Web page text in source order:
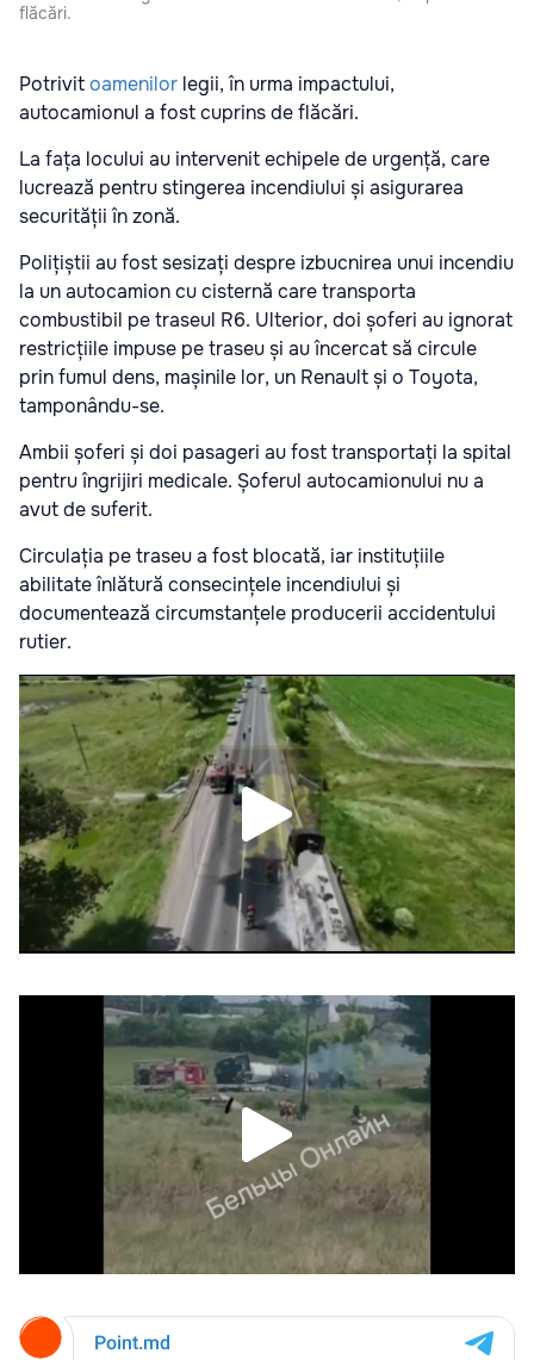
flăcări.
Potrivitoamenilor legii, în urma impactului,
autocamionul a fost cuprins de flăcări.
La fața locului au intervenit echipele de urgență, care
lucrează pentru stingerea incendiului și asigurarea
securității în zonă.
Polițiștii au fost sesizați despre izbucnirea unui incendiu
la un autocamion cu cisternă care transporta
combustibil pe traseul R6. Ulterior, doi șoferi au ignorat
restricțiile impuse pe traseu și au încercat să circule
prin fumul dens, mașinile lor, un Renault și o Toyota,
tamponându-se.
Ambii șoferi și doi pasageri au fost transportați la spital
pentru îngrijiri medicale. Șoferul autocamionului nu a
avut de suferit.
Circulația pe traseu a fost blocată, iar instituțiile
abilitate înlătură consecințele incendiului și
documentează circumstanțele producerii accidentului
rutier.